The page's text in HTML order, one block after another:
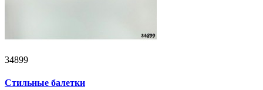
34899
Стильные балетки